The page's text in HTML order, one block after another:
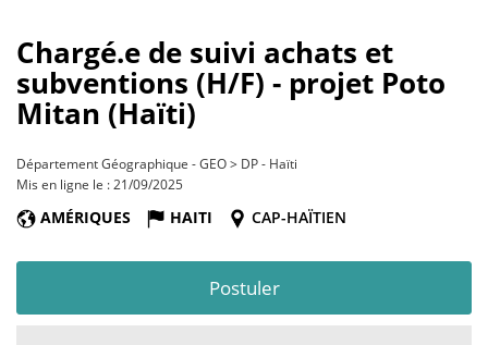
Chargé.e de suivi achats et
subventions (H/F) - projet Poto
Mitan (Haïti)
Département Géographique - GEO > DP - Haïti
Mis en ligne le : 21/09/2025
AMÉRIQUES HAITI CAP-HAÏTIEN
Postuler